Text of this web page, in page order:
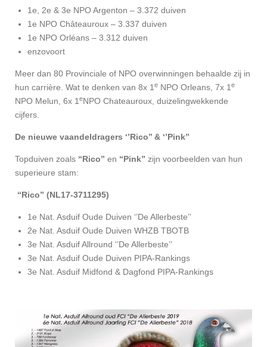
1e, 2e & 3e NPO Argenton – 3.372 duiven
1e NPO Châteauroux – 3.337 duiven
1e NPO Orléans – 3.312 duiven
enzovoort
Meer dan 80 Provinciale of NPO overwinningen behaalde zij in
hun carrière. Wat te denken van 8x 1 e NPO Orleans, 7x 1 e
NPO Melun, 6x 1 eNPO Chateauroux, duizelingwekkende
cijfers.
De nieuwe vaandeldragers ‘’Rico’’ & ‘’Pink’’
Topduiven zoals “Rico” en “Pink” zijn voorbeelden van hun
superieure stam:
“Rico” (NL17-3711295)
1e Nat. Asduif Oude Duiven ‘’De Allerbeste’’
2e Nat. Asduif Oude Duiven WHZB TBOTB
3e Nat. Asduif Allround ‘’De Allerbeste’’
3e Nat. Asduif Oude Duiven PIPA-Rankings
3e Nat. Asduif Midfond & Dagfond PIPA-Rankings